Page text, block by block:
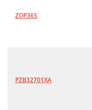
ZOP36S
PZB32701XA